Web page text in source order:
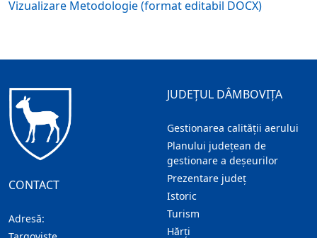
Vizualizare Metodologie (format editabil DOCX)
CONTACT
Adresă:
JUDEȚUL DÂMBOVIȚA
Gestionarea calității aerului
Planului județean de
gestionare a deșeurilor
Prezentare judeţ
Istoric
Turism
Hărţi